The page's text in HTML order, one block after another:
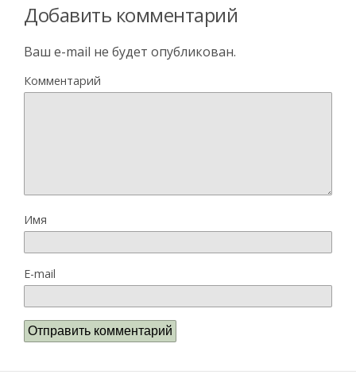
Добавить комментарий
Ваш e-mail не будет опубликован.
Комментарий
Имя
E-mail